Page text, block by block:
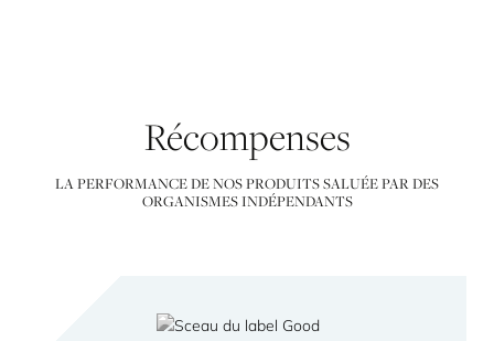
Récompenses
LA PERFORMANCE DE NOS PRODUITS SALUÉE PAR DES
ORGANISMES INDÉPENDANTS